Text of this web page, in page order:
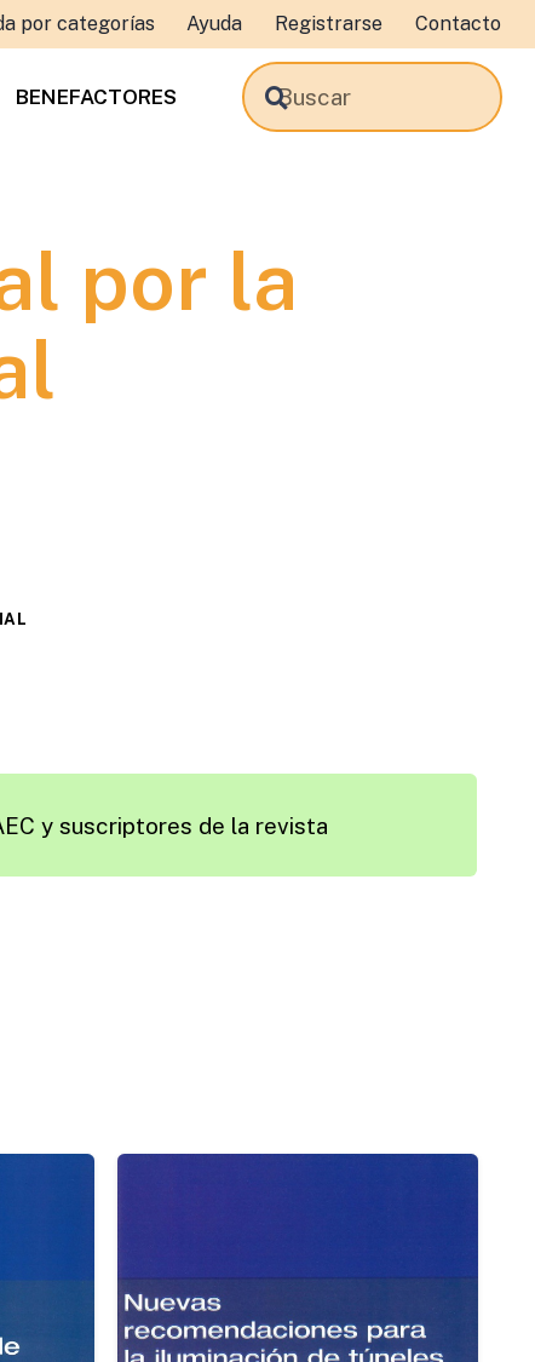
por categorías Ayuda Registrarse Contacto
BENEFACTORES
por la
y suscriptores de la revista